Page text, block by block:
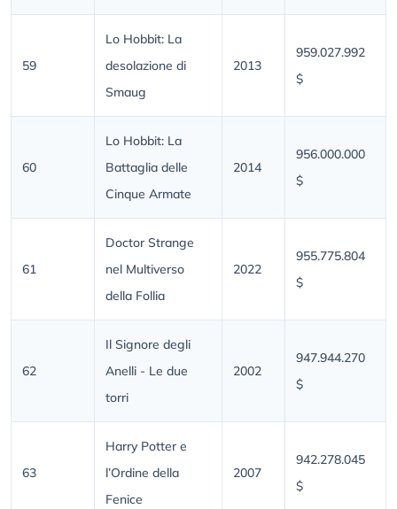
59
Lo Hobbit: La
desolazione di
Smaug
2013
959.027.992
$
60
Lo Hobbit: La
Battaglia delle
Cinque Armate
2014
956.000.000
$
61
Doctor Strange
nel Multiverso
della Follia
2022
955.775.804
$
62
Il Signore degli
Anelli - Le due
torri
2002
947.944.270
$
63
Harry Potter e
l’Ordine della
Fenice
2007
942.278.045
$